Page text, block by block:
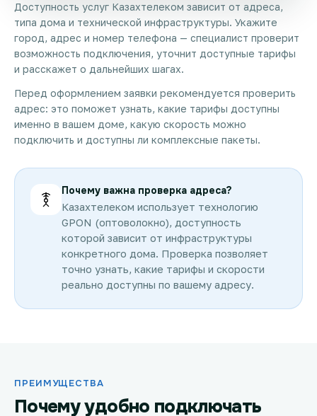
Доступность услуг Казахтелеком зависит от адреса,
типа дома и технической инфраструктуры. Укажите
город, адрес и номер телефона — специалист проверит
возможность подключения, уточнит доступные тарифы
и расскажет о дальнейших шагах.
Перед оформлением заявки рекомендуется проверить
адрес: это поможет узнать, какие тарифы доступны
именно в вашем доме, какую скорость можно
подключить и доступны ли комплексные пакеты.
Почему важна проверка адреса?
Казахтелеком использует технологию
GPON (оптоволокно), доступность
которой зависит от инфраструктуры
конкретного дома. Проверка позволяет
точно узнать, какие тарифы и скорости
реально доступны по вашему адресу.
ПРЕИМУЩЕСТВА
Почему удобно подключать